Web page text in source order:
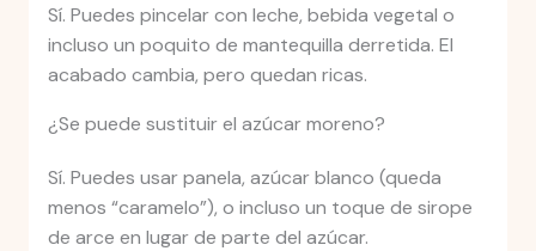
Sí. Puedes pincelar con leche, bebida vegetal o
incluso un poquito de mantequilla derretida. El
acabado cambia, pero quedan ricas.
¿Se puede sustituir el azúcar moreno?
Sí. Puedes usar panela, azúcar blanco (queda
menos “caramelo”), o incluso un toque de sirope
de arce en lugar de parte del azúcar.